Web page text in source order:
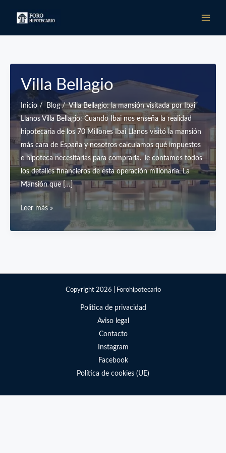
Villa Bellagio
Inicio / Blog / Villa Bellagio: la mansión visitada por Ibai
Llanos Villa Bellagio: Cuando Ibai nos enseña la realidad
hipotecaria de los 70 Millones Ibai Llanos visitó la mansión
más cara de España y nosotros calculamos qué impuestos
e hipoteca necesitarías para comprarla. Te contamos todos
los detalles financieros de esta operación millonaria. La
Mansión que […]
Villa
Bellagio
Leer más »
Copyright 2026 | Forohipotecario
Politica de privacidad
Aviso legal
Contacto
Instagram
Facebook
Política de cookies (UE)